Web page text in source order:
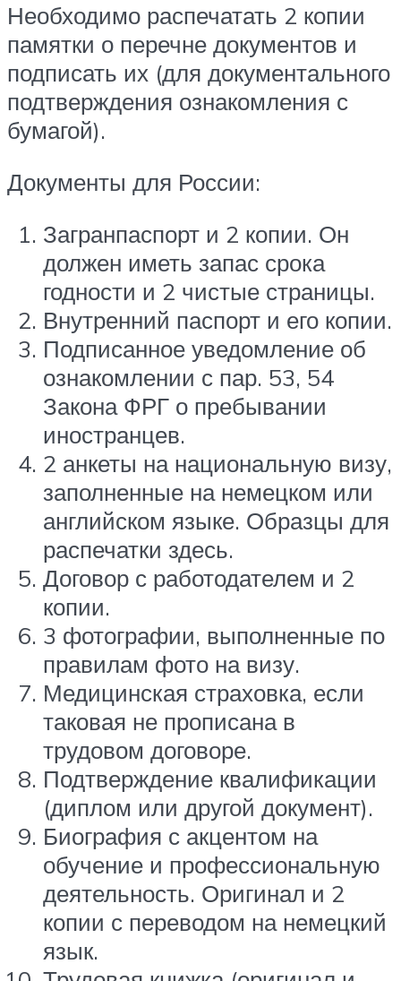
Необходимо распечатать 2 копии
памятки о перечне документов и
подписать их (для документального
подтверждения ознакомления с
бумагой).
Документы для России:
Загранпаспорт и 2 копии. Он
должен иметь запас срока
годности и 2 чистые страницы.
Внутренний паспорт и его копии.
Подписанное уведомление об
ознакомлении с пар. 53, 54
Закона ФРГ о пребывании
иностранцев.
2 анкеты на национальную визу,
заполненные на немецком или
английском языке. Образцы для
распечатки здесь.
Договор с работодателем и 2
копии.
3 фотографии, выполненные по
правилам фото на визу.
Медицинская страховка, если
таковая не прописана в
трудовом договоре.
Подтверждение квалификации
(диплом или другой документ).
Биография с акцентом на
обучение и профессиональную
деятельность. Оригинал и 2
копии с переводом на немецкий
язык.